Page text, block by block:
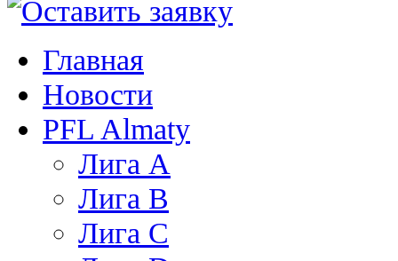
Главная
Новости
PFL Almaty
Лига A
Лига В
Лига С